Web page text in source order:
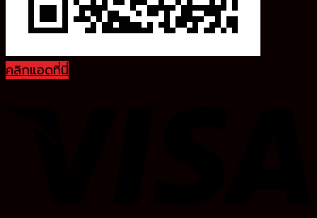
คลิกแอดที่นี่